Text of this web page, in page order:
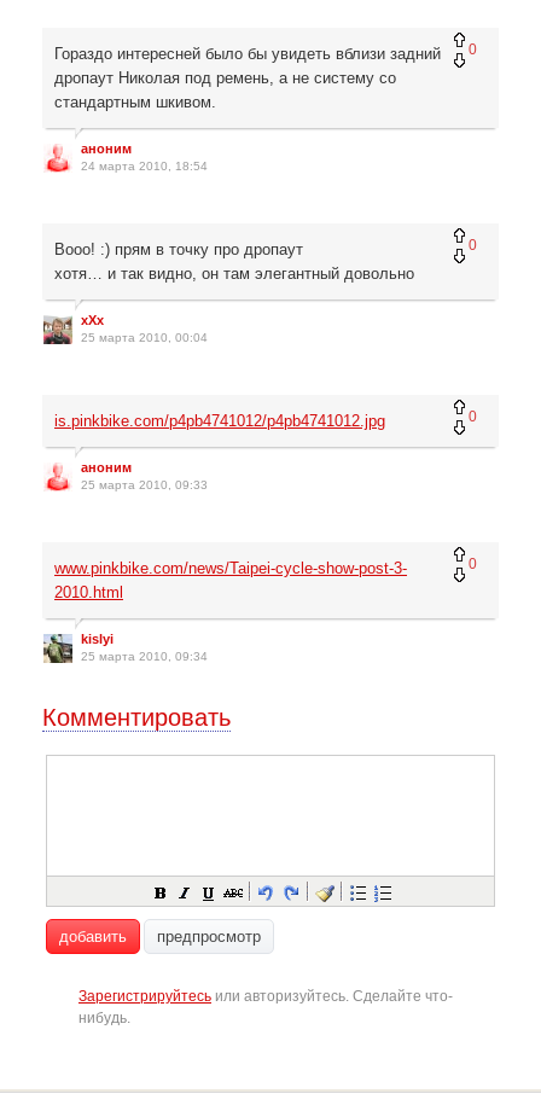
0
Гораздо интересней было бы увидеть вблизи задний
дропаут Николая под ремень, а не систему со
стандартным шкивом.
аноним
24 марта 2010, 18:54
0
Вооо! :) прям в точку про дропаут
хотя… и так видно, он там элегантный довольно
xXx
25 марта 2010, 00:04
0
is.pinkbike.com/p4pb4741012/p4pb4741012.jpg
аноним
25 марта 2010, 09:33
0
www.pinkbike.com/news/Taipei-cycle-show-post-3-
2010.html
kislyi
25 марта 2010, 09:34
Комментировать
добавить предпросмотр
Зарегистрируйтесь или авторизуйтесь. Сделайте что-
нибудь.